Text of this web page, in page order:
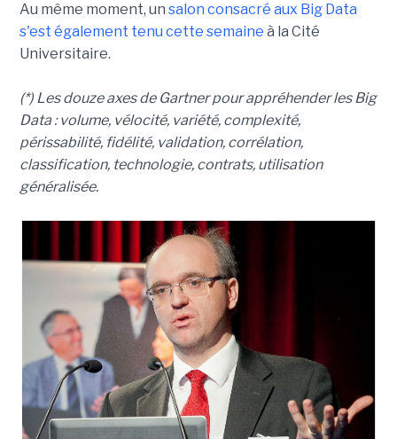
Au même moment, un salon consacré aux Big Data
s'est également tenu cette semaine à la Cité
Universitaire.
(*) Les douze axes de Gartner pour appréhender les Big
Data : volume, vélocité, variété, complexité,
périssabilité, fidélité, validation, corrélation,
classification, technologie, contrats, utilisation
généralisée.